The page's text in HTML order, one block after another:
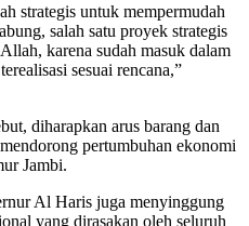
strategis untuk mempermudah
salah satu proyek strategis
karena sudah masuk dalam
sesuai rencana,”
diharapkan arus barang dan
pertumbuhan ekonomi
Jambi.
Al Haris juga menyinggung
yang dirasakan oleh seluruh